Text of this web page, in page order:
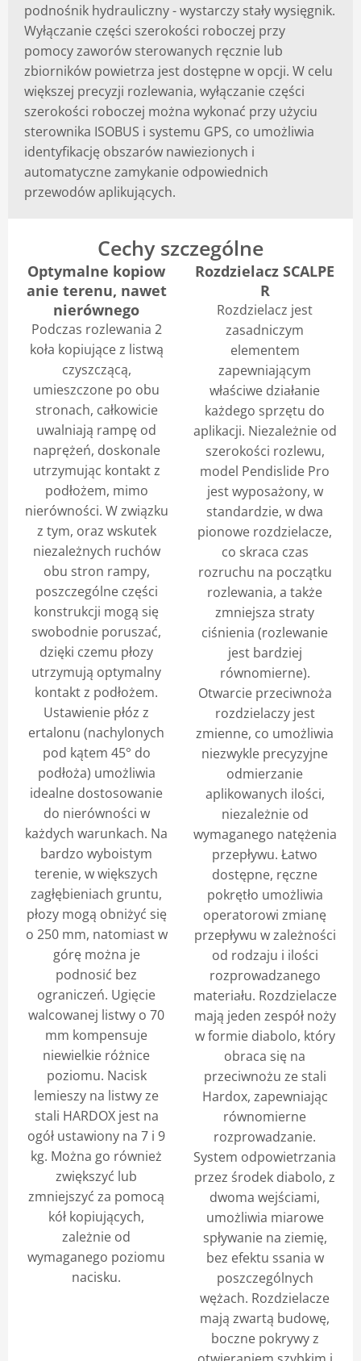
podnośnik hydrauliczny - wystarczy stały wysięgnik.
Wyłączanie części szerokości roboczej przy
pomocy zaworów sterowanych ręcznie lub
zbiorników powietrza jest dostępne w opcji. W celu
większej precyzji rozlewania, wyłączanie części
szerokości roboczej można wykonać przy użyciu
sterownika ISOBUS i systemu GPS, co umożliwia
identyfikację obszarów nawiezionych i
automatyczne zamykanie odpowiednich
przewodów aplikujących.
Cechy szczególne
Optymalne kopiow
anie terenu, nawet
nierównego
Podczas rozlewania 2
koła kopiujące z listwą
czyszczącą,
umieszczone po obu
stronach, całkowicie
uwalniają rampę od
naprężeń, doskonale
utrzymując kontakt z
podłożem, mimo
nierówności. W związku
z tym, oraz wskutek
niezależnych ruchów
obu stron rampy,
poszczególne części
konstrukcji mogą się
swobodnie poruszać,
dzięki czemu płozy
utrzymują optymalny
kontakt z podłożem.
Ustawienie płóz z
ertalonu (nachylonych
pod kątem 45° do
podłoża) umożliwia
idealne dostosowanie
do nierówności w
każdych warunkach. Na
bardzo wyboistym
terenie, w większych
zagłębieniach gruntu,
płozy mogą obniżyć się
o 250 mm, natomiast w
górę można je
podnosić bez
ograniczeń. Ugięcie
walcowanej listwy o 70
mm kompensuje
niewielkie różnice
poziomu. Nacisk
lemieszy na listwy ze
stali HARDOX jest na
ogół ustawiony na 7 i 9
kg. Można go również
zwiększyć lub
zmniejszyć za pomocą
kół kopiujących,
zależnie od
wymaganego poziomu
nacisku.
Rozdzielacz SCALPE
R
Rozdzielacz jest
zasadniczym
elementem
zapewniającym
właściwe działanie
każdego sprzętu do
aplikacji. Niezależnie od
szerokości rozlewu,
model Pendislide Pro
jest wyposażony, w
standardzie, w dwa
pionowe rozdzielacze,
co skraca czas
rozruchu na początku
rozlewania, a także
zmniejsza straty
ciśnienia (rozlewanie
jest bardziej
równomierne).
Otwarcie przeciwnoża
rozdzielaczy jest
zmienne, co umożliwia
niezwykle precyzyjne
odmierzanie
aplikowanych ilości,
niezależnie od
wymaganego natężenia
przepływu. Łatwo
dostępne, ręczne
pokrętło umożliwia
operatorowi zmianę
przepływu w zależności
od rodzaju i ilości
rozprowadzanego
materiału. Rozdzielacze
mają jeden zespół noży
w formie diabolo, który
obraca się na
przeciwnożu ze stali
Hardox, zapewniając
równomierne
rozprowadzanie.
System odpowietrzania
przez środek diabolo, z
dwoma wejściami,
umożliwia miarowe
spływanie na ziemię,
bez efektu ssania w
poszczególnych
wężach. Rozdzielacze
mają zwartą budowę,
boczne pokrywy z